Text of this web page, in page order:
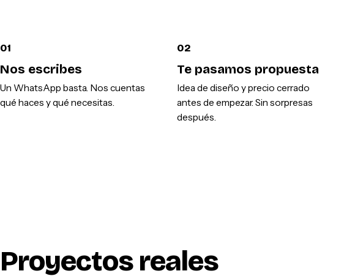
01
Nos escribes
Un WhatsApp basta. Nos cuentas
qué haces y qué necesitas.
02
Te pasamos propuesta
Idea de diseño y precio cerrado
antes de empezar. Sin sorpresas
después.
Proyectos reales